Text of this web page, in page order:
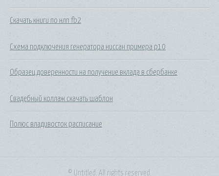
Скачать книги по нлп fb2
Схема подключения генератора ниссан примера р10
Образец доверенности на получение вклада в сбербанке
Свадебный коллаж скачать шаблон
Полюс владивосток расписание
© Untitled. All rights reserved.